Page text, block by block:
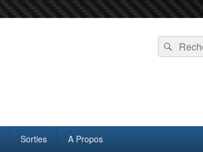
Sorties A Propos